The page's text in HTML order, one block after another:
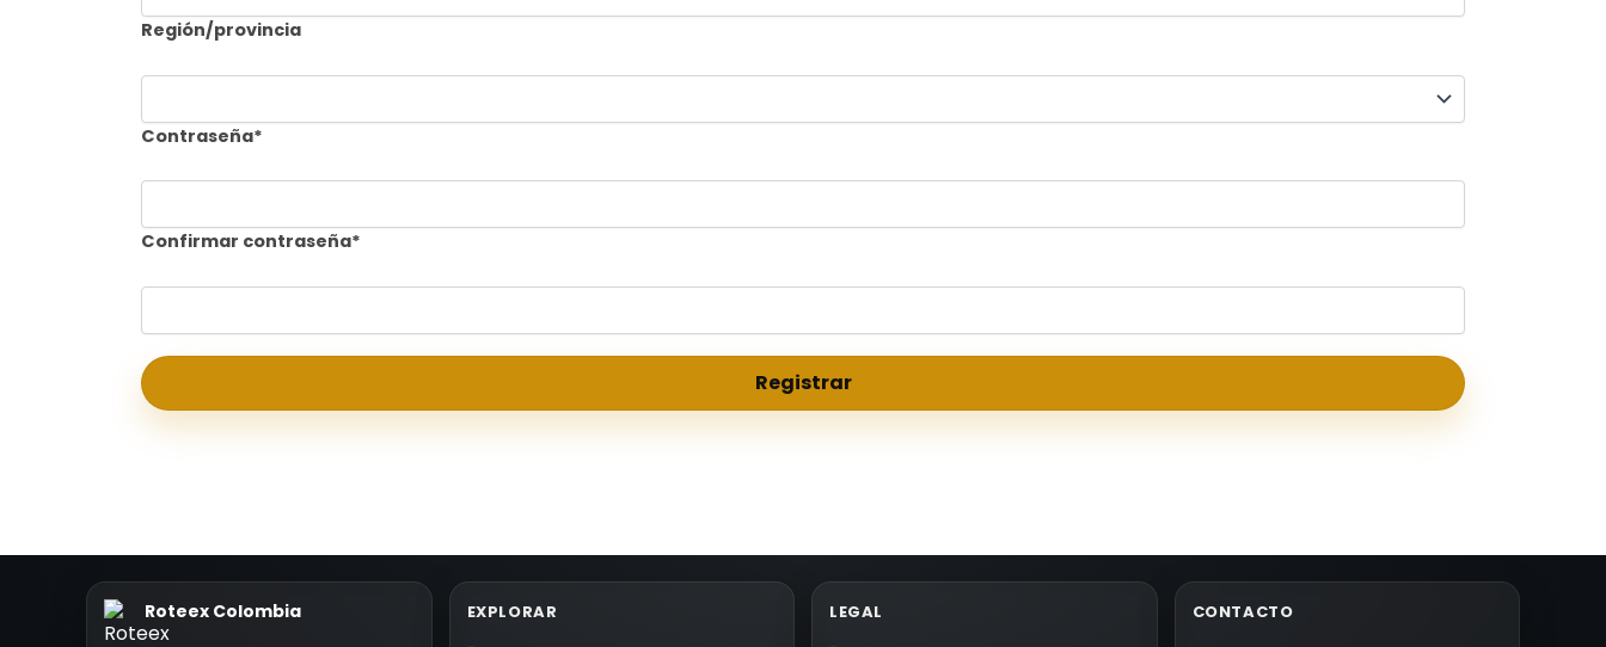
Región/provincia
Contraseña*
Confirmar contraseña*
Roteex Colombia
EXPLORAR
LEGAL
CONTACTO